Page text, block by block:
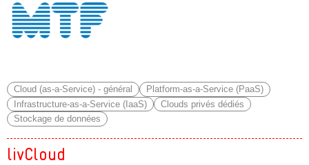
Cloud (as-a-Service) - général
Platform-as-a-Service (PaaS)
Infrastructure-as-a-Service (IaaS)
Clouds privés dédiés
Stockage de données
livCloud